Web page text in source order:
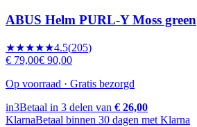
ABUS Helm PURL-Y Moss green
★★★★★4.5(205)
€ 79,00€ 90,00
Op voorraad · Gratis bezorgd
in3Betaal in 3 delen van € 26,00
KlarnaBetaal binnen 30 dagen met Klarna